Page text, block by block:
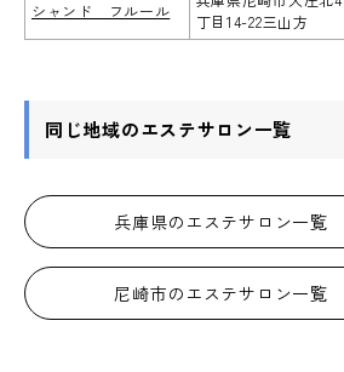
シャンド フルール
丁目14-22三山方
同じ地域のエステサロン一覧
兵庫県のエステサロン一覧
尼崎市のエステサロン一覧